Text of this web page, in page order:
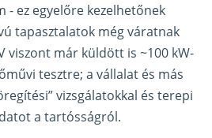
- ez egyelőre kezelhetőnek
tapasztalatok még váratnak
viszont már küldött is ~100 kW-
tesztre; a vállalat és más
vizsgálatokkal és terepi
a tartósságról.